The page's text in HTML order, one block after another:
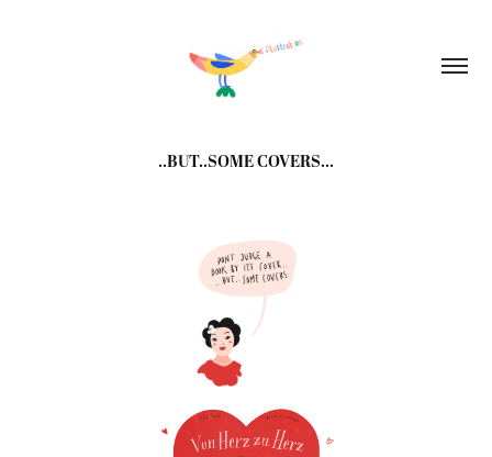
..BUT..SOME COVERS...